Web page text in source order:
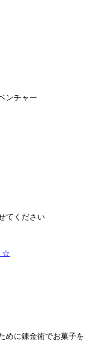
ンチャー
てください
めに錬金術でお菓子を